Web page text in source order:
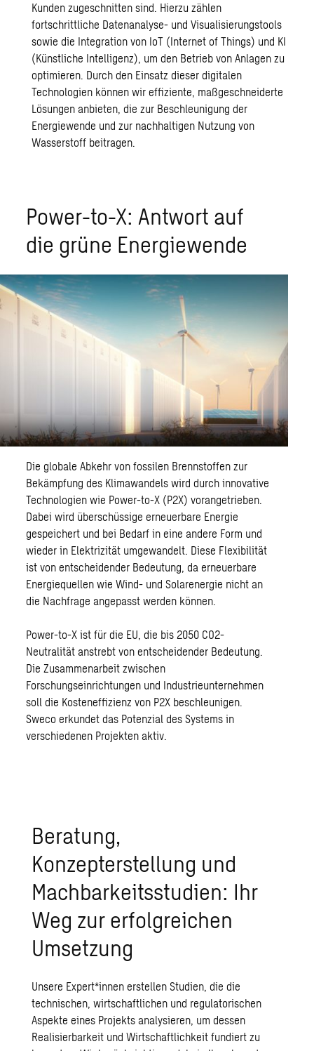
Kunden zugeschnitten sind. Hierzu zählen
fortschrittliche Datenanalyse- und Visualisierungstools
sowie die Integration von IoT (Internet of Things) und KI
(Künstliche Intelligenz), um den Betrieb von Anlagen zu
optimieren. Durch den Einsatz dieser digitalen
Technologien können wir effiziente, maßgeschneiderte
Lösungen anbieten, die zur Beschleunigung der
Energiewende und zur nachhaltigen Nutzung von
Wasserstoff beitragen.
Power-to-X: Antwort auf
die grüne Energiewende
Die globale Abkehr von fossilen Brennstoffen zur
Bekämpfung des Klimawandels wird durch innovative
Technologien wie Power-to-X (P2X) vorangetrieben.
Dabei wird überschüssige erneuerbare Energie
gespeichert und bei Bedarf in eine andere Form und
wieder in Elektrizität umgewandelt. Diese Flexibilität
ist von entscheidender Bedeutung, da erneuerbare
Energiequellen wie Wind- und Solarenergie nicht an
die Nachfrage angepasst werden können.
Power-to-X ist für die EU, die bis 2050 CO2-
Neutralität anstrebt von entscheidender Bedeutung.
Die Zusammenarbeit zwischen
Forschungseinrichtungen und Industrieunternehmen
soll die Kosteneffizienz von P2X beschleunigen.
Sweco erkundet das Potenzial des Systems in
verschiedenen Projekten aktiv.
Beratung,
Konzepterstellung und
Machbarkeitsstudien: Ihr
Weg zur erfolgreichen
Umsetzung
Unsere Expert*innen erstellen Studien, die die
technischen, wirtschaftlichen und regulatorischen
Aspekte eines Projekts analysieren, um dessen
Realisierbarkeit und Wirtschaftlichkeit fundiert zu